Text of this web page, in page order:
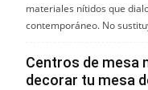
materiales nítidos que
contemporáneo. No
Centros de mesa
decorar tu mesa